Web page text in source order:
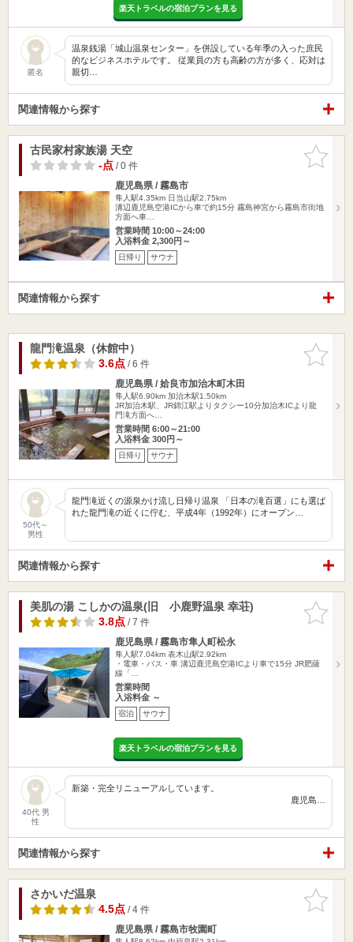
楽天トラベルの宿泊プランを見る
匿名
温泉銭湯「城山温泉センター」を併設している年季の入った庶民
的なビジネスホテルです。 従業員の方も高齢の方が多く、応対は
親切…
関連情報から探す
お気に入
りに追加
古民家村家族湯 天空
-点/ 0 件
鹿児島県 / 霧島市
隼人駅4.35km 日当山駅2.75km
溝辺鹿児島空港ICから車で約15分 霧島神宮から霧島市街地
方面へ車…
営業時間 10:00～24:00
入浴料金 2,300円～
日帰り サウナ
関連情報から探す
お気に入
りに追加
龍門滝温泉（休館中）
3.6点/ 6 件
鹿児島県 / 姶良市加治木町木田
隼人駅6.90km 加治木駅1.50km
JR加治木駅、JR錦江駅よりタクシー10分加治木ICより龍
門滝方面へ…
営業時間 6:00～21:00
入浴料金 300円～
日帰り サウナ
50代～
男性
龍門滝近くの源泉かけ流し日帰り温泉 「⽇本の滝百選」にも選ば
れた龍門滝の近くに佇む、平成4年（1992年）にオープン…
関連情報から探す
お気に入
りに追加
美肌の湯 こしかの温泉(旧 小鹿野温泉 幸荘)
3.8点/ 7 件
鹿児島県 / 霧島市隼人町松永
隼人駅7.04km 表木山駅2.92km
・電車・バス・車 溝辺鹿児島空港ICより車で15分 JR肥薩
線「…
営業時間
入浴料金 ～
宿泊 サウナ
楽天トラベルの宿泊プランを見る
40代 男
性
新築・完全リニューアルしています。
鹿児島…
関連情報から探す
お気に入
りに追加
さかいだ温泉
4.5点/ 4 件
鹿児島県 / 霧島市牧園町